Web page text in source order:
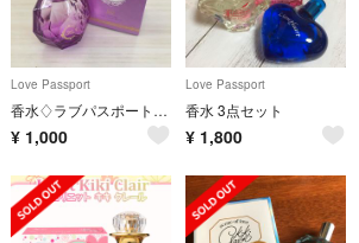
Love Passport
香水♢ラブパスポート♢クリスタル ルナ
¥ 1,000
Love Passport
香水 3点セット
¥ 1,800